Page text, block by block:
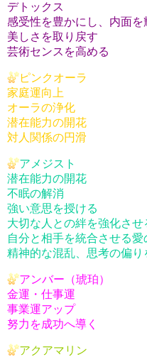
デトックス
感受性を豊かにし、内面
美しさを取り戻す
芸術センスを高める
ピンクオーラ
家庭運向上
オーラの浄化
潜在能力の開花
対人関係の円滑
アメジスト
潜在能力の開花
不眠の解消
強い意思を授ける
大切な人との絆を強化させ
自分と相手を統合させる愛
精神的な混乱、思考の偏
アンバー（琥珀）
金運・仕事運
事業運アップ
努力を成功へ導く
アクアマリン